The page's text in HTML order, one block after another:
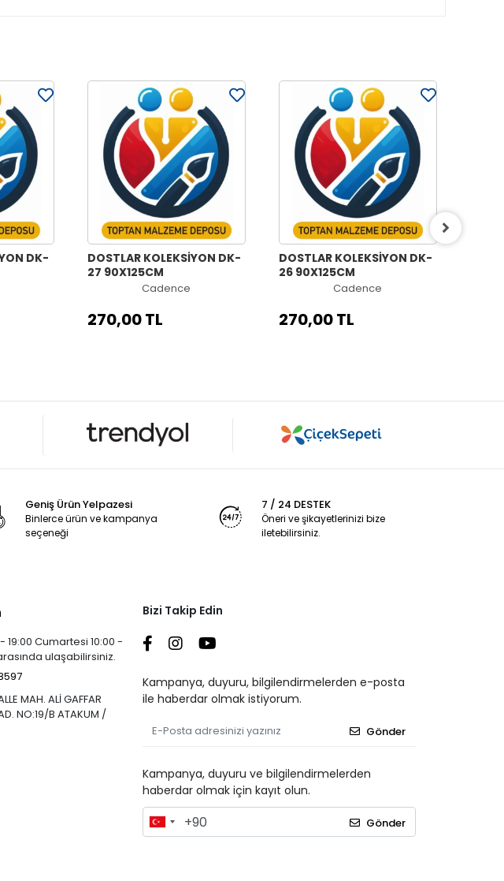
DK-
DOSTLAR KOLEKSİYON DK-
27 90X125CM
Cadence
270,00 TL
DOSTLAR KOLEKSİYON DK-
26 90X125CM
Cadence
270,00 TL
Geniş Ürün Yelpazesi
Binlerce ürün ve kampanya
seçeneği
7 / 24 DESTEK
Öneri ve şikayetlerinizi bize
iletebilirsiniz.
19:00 Cumartesi 10:00 -
ulaşabilirsiniz.
MAH. ALİ GAFFAR
NO:19/B ATAKUM /
Bizi Takip Edin
Kampanya, duyuru, bilgilendirmelerden e-posta
ile haberdar olmak istiyorum.
Gönder
Kampanya, duyuru ve bilgilendirmelerden
haberdar olmak için kayıt olun.
Gönder